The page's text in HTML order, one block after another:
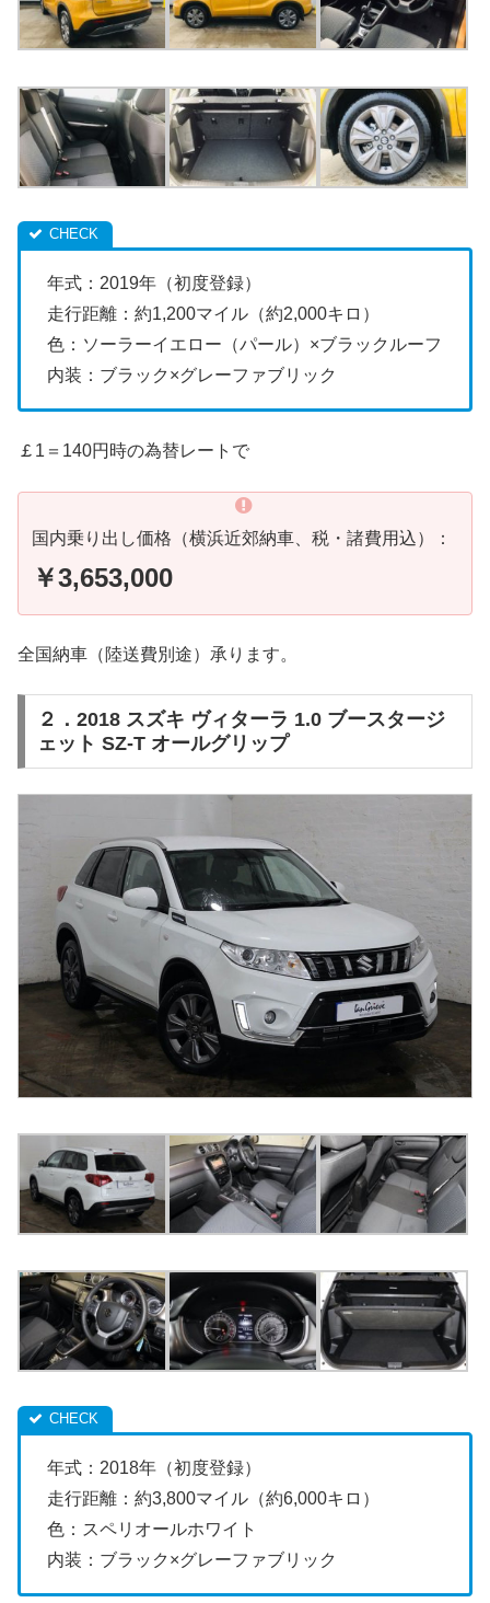
年式：2019年（初度登録）
走行距離：約1,200マイル（約2,000キロ）
色：ソーラーイエロー（パール）×ブラックルーフ
内装：ブラック×グレーファブリック
￡1＝140円時の為替レートで
国内乗り出し価格（横浜近郊納車、税・諸費用込）：
￥3,653,000
全国納車（陸送費別途）承ります。
２．2018 スズキ ヴィターラ 1.0 ブースタージ
ェット SZ-T オールグリップ
年式：2018年（初度登録）
走行距離：約3,800マイル（約6,000キロ）
色：スペリオールホワイト
内装：ブラック×グレーファブリック